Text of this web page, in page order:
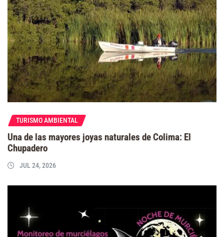
TURISMO AMBIENTAL
Una de las mayores joyas naturales de Colima: El
Chupadero
JUL 24, 2026